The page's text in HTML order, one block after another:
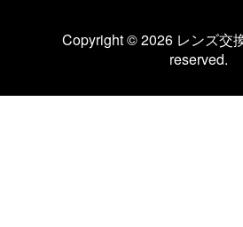
Copyright © 2026 レンズ交
reserved.